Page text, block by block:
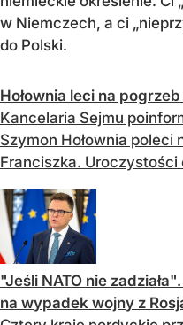
w Niemczech, a ci
do Polski.
Hołownia leci na
Kancelaria Sejmu
Szymon Hołownia poleci
Franciszka. Uroczystości
"Jeśli NATO nie
na wypadek wojny z